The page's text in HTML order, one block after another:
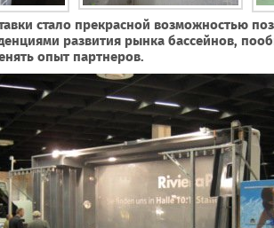
стало прекрасной возможностью
развития рынка бассейнов,
опыт партнеров.